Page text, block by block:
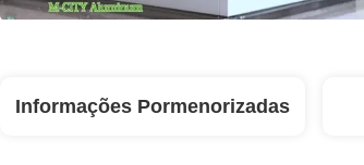
Informações Pormenorizadas